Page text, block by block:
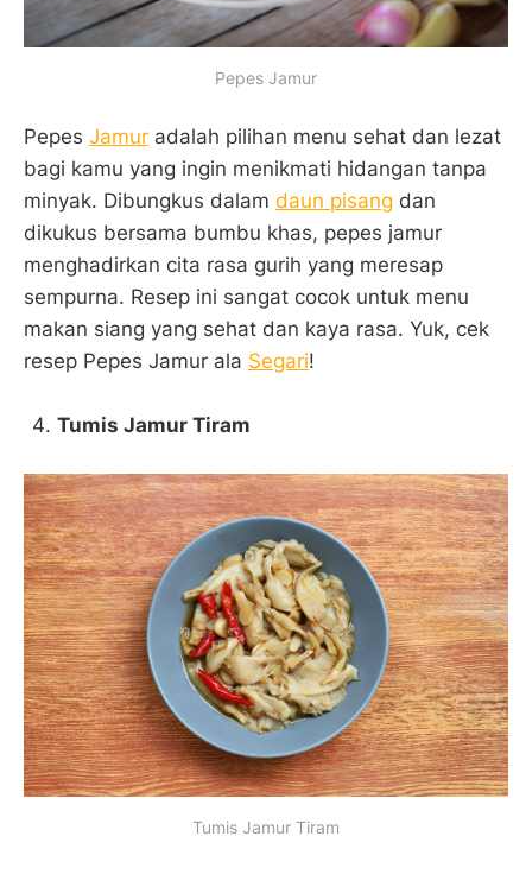
Pepes Jamur
Pepes Jamur adalah pilihan menu sehat dan lezat
bagi kamu yang ingin menikmati hidangan tanpa
minyak. Dibungkus dalam daun pisang dan
dikukus bersama bumbu khas, pepes jamur
menghadirkan cita rasa gurih yang meresap
sempurna. Resep ini sangat cocok untuk menu
makan siang yang sehat dan kaya rasa. Yuk, cek
resep Pepes Jamur ala Segari!
Tumis Jamur Tiram
Tumis Jamur Tiram